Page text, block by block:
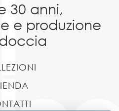
30 anni,
e produzione